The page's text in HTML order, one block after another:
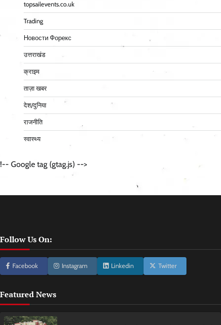
topsailevents.co.uk
Trading
Новости Форекс
उत्तराखंड
क्राइम
ताज़ा खबर
देश/दुनिया
राजनीति
स्वास्थ्य
!-- Google tag (gtag.js) -->
Follow Us On:
Facebook Instagram Linkedin Twitter
Featured News